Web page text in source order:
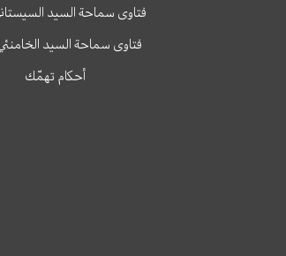
فتاوى سماحة السيد
فتاوى سماحة السيد
أحكام تهمّك